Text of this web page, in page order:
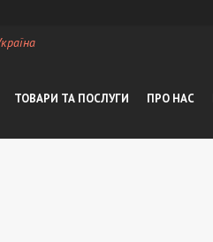
ТОВАРИ ТА ПОСЛУГИ ПРО НАС